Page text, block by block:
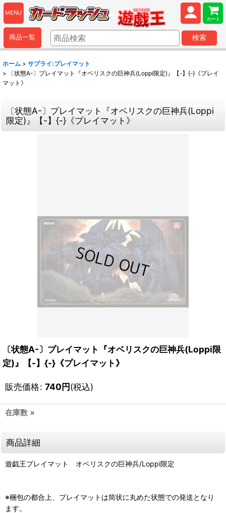
MENU
カート
商品一覧 検索
ホーム > サプライ:プレイマット
>
〔状態A-〕プレイマット『オベリスクの巨神兵(Loppi限定)』【-】{-}《プレイ
マット》
〔状態A-〕プレイマット『オベリスクの巨神兵(Loppi
限定)』【-】{-}《プレイマット》
〔状態A-〕プレイマット『オベリスクの巨神兵(Loppi限
定)』【-】{-}《プレイマット》
販売価格: 740円(税込)
在庫数 ×
商品詳細
遊戯王プレイマット オベリスクの巨神兵/Loppi限定
※梱包の都合上、プレイマットは筒状に丸めた状態での発送となり
ます。